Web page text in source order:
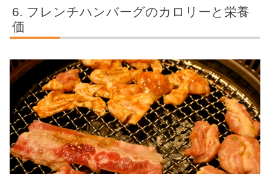
フレンチハンバーグのカロリーと栄養
価